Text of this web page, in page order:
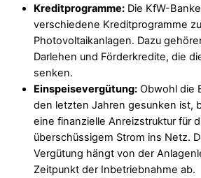
Kreditprogramme: Die KfW-
verschiedene Kreditprogramme
Photovoltaikanlagen. Dazu
Darlehen und Förderkredite, die
senken.
Einspeisevergütung: Obwohl die
den letzten Jahren gesunken ist,
eine finanzielle Anreizstruktur für
überschüssigem Strom ins Netz.
Vergütung hängt von der
Zeitpunkt der Inbetriebnahme ab.